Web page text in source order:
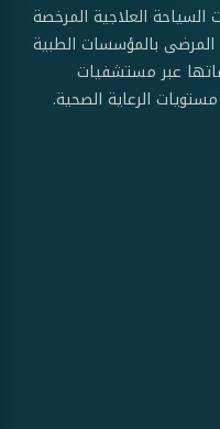
العلاجية المرخصة
المرضى بالمؤسسات الطبية
عبر مستشفيات
الرعاية الصحية.